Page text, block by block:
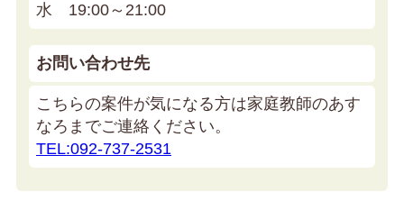
水 19:00～21:00
お問い合わせ先
こちらの案件が気になる方は家庭教師のあす
なろまでご連絡ください。
TEL:092-737-2531